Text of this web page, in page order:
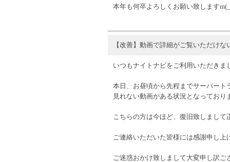
本年も何卒よろしくお願い致します
【改善】動画で詳細がご覧いただけな
いつもナイトナビをご利用いただきま
本日、お昼頃から先程までサーバー
見れない動画がある状況となっており
こちらの方は今ほど、復旧致しまして
ご連絡いただいた皆様には感謝申し上
ご迷惑おかけ致しまして大変申し訳ご